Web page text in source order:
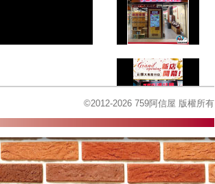
©2012-2026 759阿信屋 版權所有